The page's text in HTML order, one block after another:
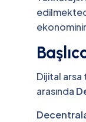
Dijital
arasında